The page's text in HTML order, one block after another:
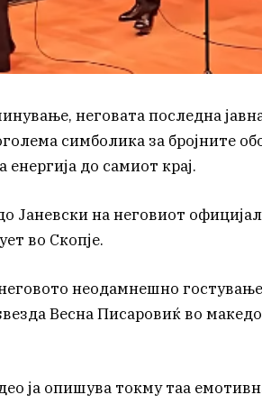
неговата последна
симболика за бројните
енергија до самиот крај.
Јаневски на неговиот
во Скопје.
неодамнешно
Весна Писаровиќ во
ја опишува токму таа